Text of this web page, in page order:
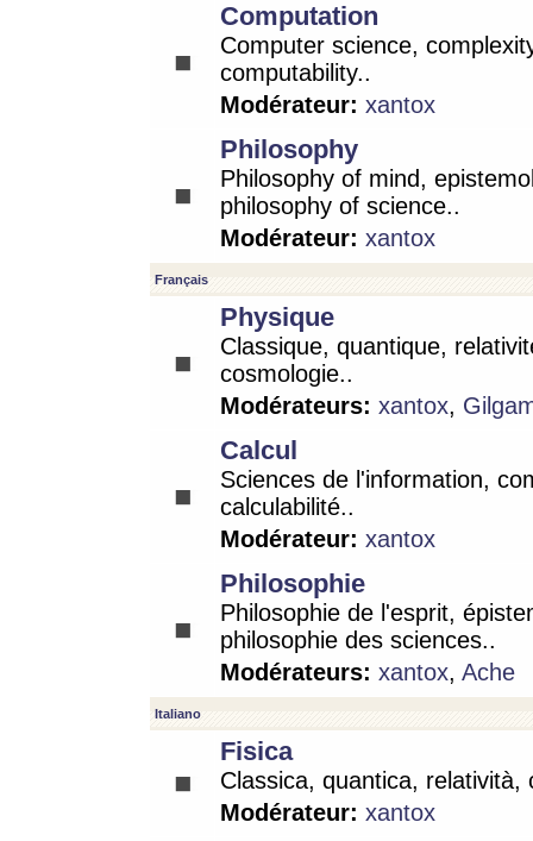
Computation
Computer science,
computability..
Modérateur: xantox
Philosophy
Philosophy of mind,
philosophy of science..
Modérateur: xantox
Français
Physique
Classique, quantique,
cosmologie..
Modérateurs: xantox,
Calcul
Sciences de l'information,
calculabilité..
Modérateur: xantox
Philosophie
Philosophie de l'esprit,
philosophie des sciences..
Modérateurs: xantox, Ache
Italiano
Fisica
Classica, quantica, relatività,
Modérateur: xantox